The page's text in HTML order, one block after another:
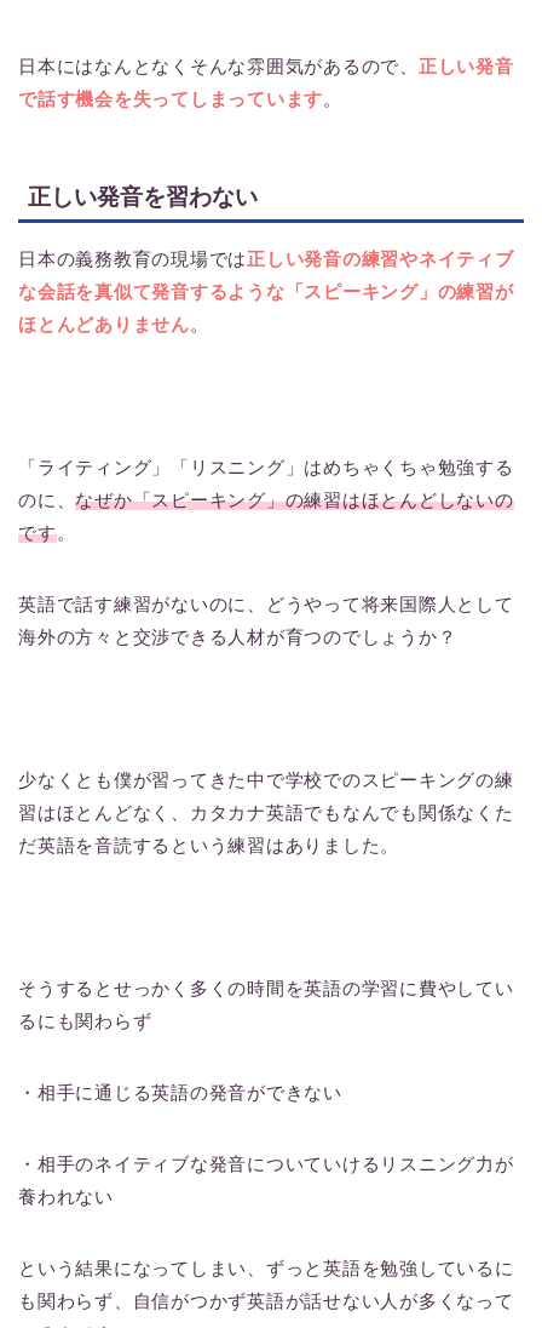
日本にはなんとなくそんな雰囲気があるので、 正しい発音
で話す機会を失ってしまっています。
正しい発音を習わない
日本の義務教育の現場では正しい発音の練習やネイティブ
な会話を真似て発音するような「スピーキング」の練習が
ほとんどありません。
「ライティング」「リスニング」はめちゃくちゃ勉強する
のに、なぜか「スピーキング」の練習はほとんどしないの
です。
英語で話す練習がないのに、どうやって将来国際人として
海外の方々と交渉できる人材が育つのでしょうか？
少なくとも僕が習ってきた中で学校でのスピーキングの練
習はほとんどなく、カタカナ英語でもなんでも関係なくた
だ英語を音読するという練習はありました。
そうするとせっかく多くの時間を英語の学習に費やしてい
るにも関わらず
・相手に通じる英語の発音ができない
・相手のネイティブな発音についていけるリスニング力が
養われない
という結果になってしまい、ずっと英語を勉強しているに
も関わらず、自信がつかず英語が話せない人が多くなって